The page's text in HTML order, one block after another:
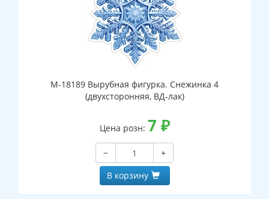
М-18189 Вырубная фигурка. Снежинка 4
(двухсторонняя, ВД-лак)
Цена розн: 7 ₽
−
+
В корзину